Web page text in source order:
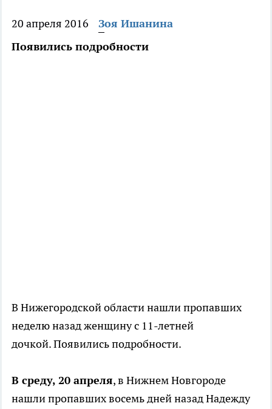
20 апреля 2016
Зоя Ишанина
Появились подробности
В Нижегородской области нашли пропавших
неделю назад женщину с 11-летней
дочкой. Появились подробности.
В среду, 20 апреля, в Нижнем Новгороде
нашли пропавших восемь дней назад Надежду